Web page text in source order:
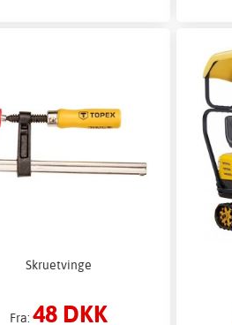
Skruetvinge
Fra: 48 DKK